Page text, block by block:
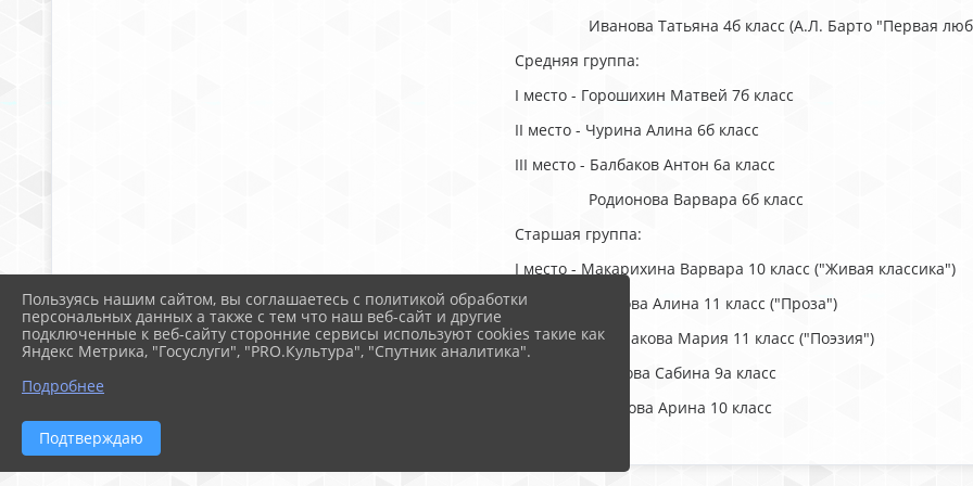
Иванова Татьяна 4б класс (А.Л. Барто "Первая
Средняя группа:
I место - Горошихин Матвей 7б класс
II место - Чурина Алина 6б класс
III место - Балбаков Антон 6а класс
Родионова Варвара 6б класс
Старшая группа:
I место - Макарихина Варвара 10 класс ("Живая классика")
Вакулова Алина 11 класс ("Проза")
Чимичакова Мария 11 класс ("Поэзия")
II место - Умерова Сабина 9а класс
III место - Храмова Арина 10 класс
Пользуясь нашим сайтом, вы соглашаетесь с политикой обработки
персональных данных а также с тем что наш веб-сайт и другие
подключенные к веб-сайту сторонние сервисы используют cookies такие как
Яндекс Метрика, "Госуслуги", "PRO.Культура", "Спутник аналитика".
Подробнее
Подтверждаю